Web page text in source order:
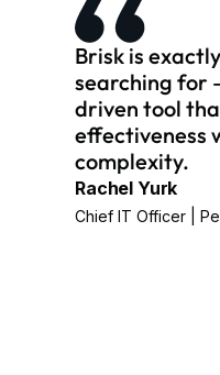
Rachel Yurk
Chief IT Officer |
Brisk is
searching for
driven tool
effectiveness
complexity.